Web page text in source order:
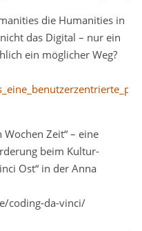
die Humanities in
das Digital – nur ein
ein möglicher Weg?
Zeit“ – eine
beim Kultur-
Ost“ in der Anna
coding-da-vinci/